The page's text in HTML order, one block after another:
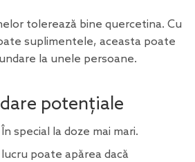
tolerează bine quercetina. Cu
suplimentele, aceasta poate
la unele persoane.
potențiale
În special la doze mai mari.
poate apărea dacă